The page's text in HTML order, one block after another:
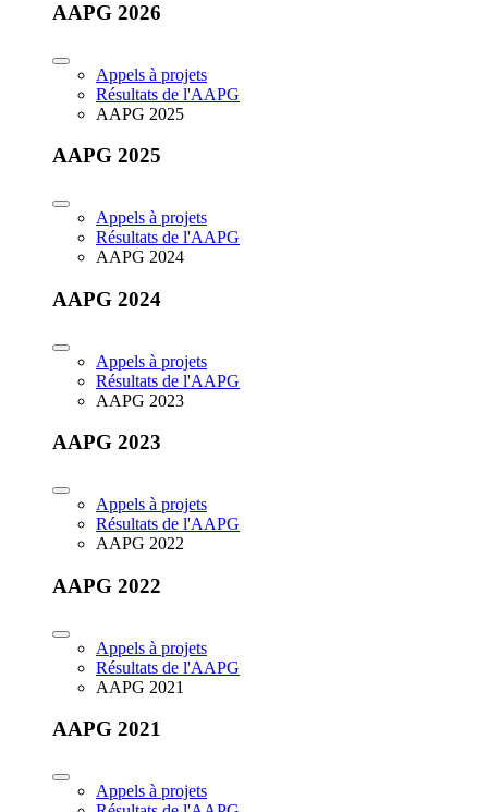
AAPG 2026
Appels à projets
Résultats de l'AAPG
AAPG 2025
AAPG 2025
Appels à projets
Résultats de l'AAPG
AAPG 2024
AAPG 2024
Appels à projets
Résultats de l'AAPG
AAPG 2023
AAPG 2023
Appels à projets
Résultats de l'AAPG
AAPG 2022
AAPG 2022
Appels à projets
Résultats de l'AAPG
AAPG 2021
AAPG 2021
Appels à projets